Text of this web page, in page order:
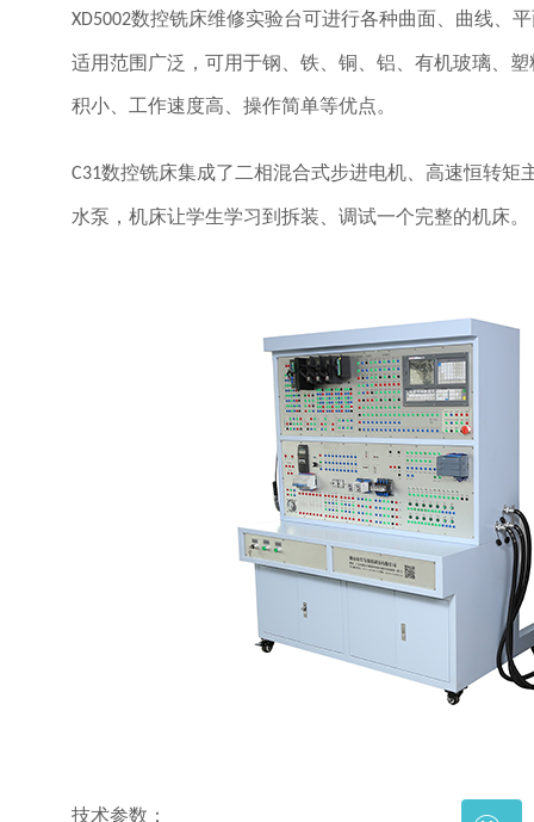
XD5002数控铣床维修实验台可进行各种曲面、曲线、
适用范围广泛，可用于钢、铁、铜、铝、有机玻璃、
积小、工作速度高、操作简单等优点。
C31数控铣床集成了二相混合式步进电机、高速恒转
水泵，机床让学生学习到拆装、调试一个完整的机床。
技术参数：